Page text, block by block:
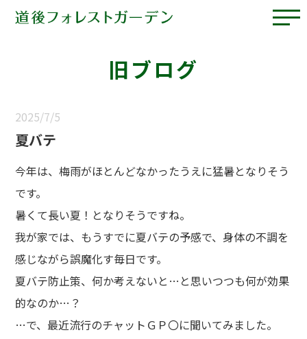
旧ブログ
2025/7/5
夏バテ
今年は、梅雨がほとんどなかったうえに猛暑となりそう
です。
暑くて長い夏！となりそうですね。
我が家では、もうすでに夏バテの予感で、身体の不調を
感じながら誤魔化す毎日です。
夏バテ防止策、何か考えないと…と思いつつも何が効果
的なのか…？
…で、最近流行のチャットＧＰ〇に聞いてみました。